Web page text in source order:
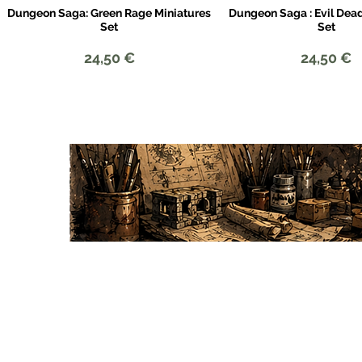
Aperçu rapide
Dungeon Saga: Green Rage Miniatures
Set
Prix
24,50 €
Aperçu
Dungeon Saga : Evil
Set
Prix
24,50 €